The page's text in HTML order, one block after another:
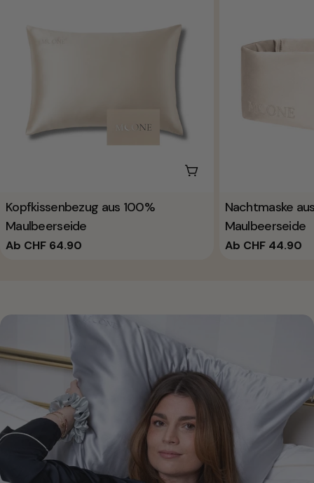
WÄHLEN SIE DIE
Tippen:
Kopfkissenbezug aus 100%
Maulbeerseide
Normalpreis
Ab CHF 64.90
Tippen:
Nachtmaske
Maulbeerseide
Normalpreis
Ab CHF 44.90